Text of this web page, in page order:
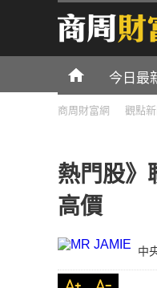
今日最
商周財富網 觀點新
熱門股》
高價
中